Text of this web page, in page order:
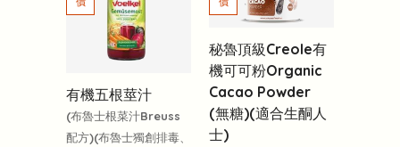
有機五根莖汁
(布魯士根菜汁Breuss
配方)(布魯士獨創排毒、
秘魯頂級Creole有
機可可粉Organic
Cacao Powder
(無糖)(適合生酮人
士)